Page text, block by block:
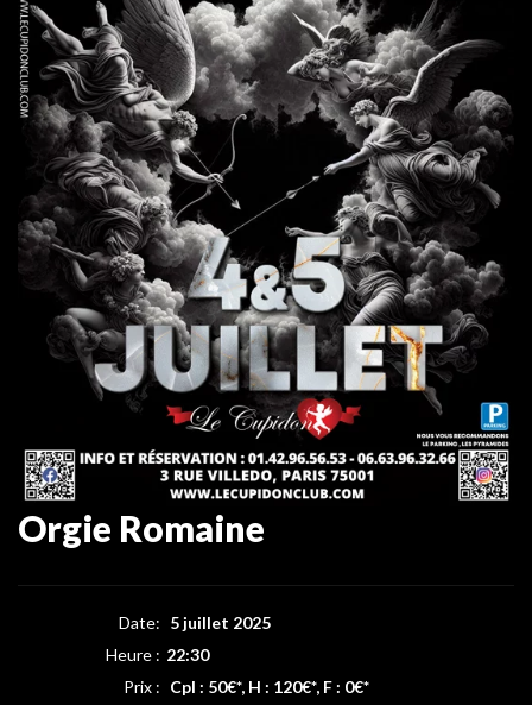
Orgie Romaine
Date: 5 juillet 2025
Heure : 22:30
Prix : Cpl : 50€*, H : 120€*, F : 0€*